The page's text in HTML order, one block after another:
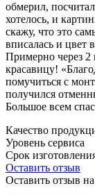
обмерил,
хотелось, и
скажу, что это
вписалась и цвет
Примерно через
красавицу!
помучиться с
получился
Большое всем
Качество
Уровень сервиса
Срок
Оставить отзыв
Оставить отзыв